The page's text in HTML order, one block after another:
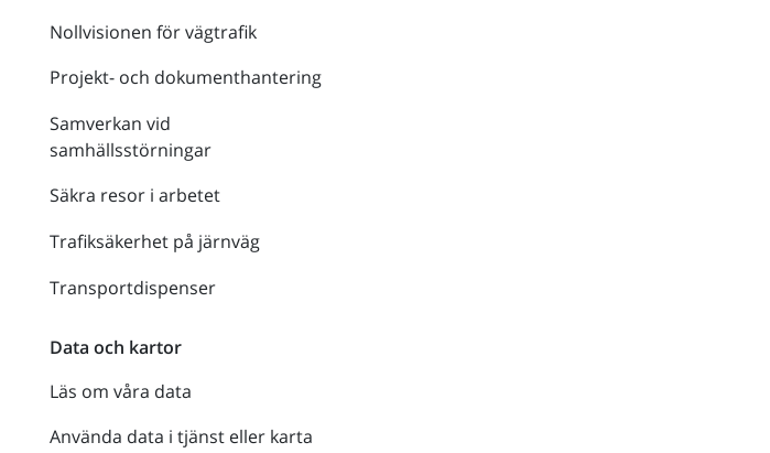
Nollvisionen för vägtrafik
Projekt- och dokumenthantering
Samverkan vid
samhällsstörningar
Säkra resor i arbetet
Trafiksäkerhet på järnväg
Transportdispenser
Data och kartor
Läs om våra data
Använda data i tjänst eller karta